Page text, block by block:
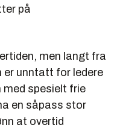
på
men langt fra
er unntatt for ledere
med spesielt frie
en såpass stor
at overtid